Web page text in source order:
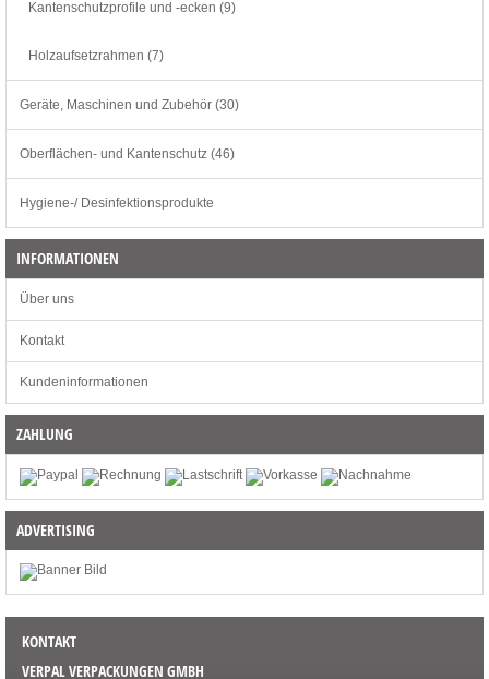
Kantenschutzprofile und -ecken (9)
Holzaufsetzrahmen (7)
Geräte, Maschinen und Zubehör (30)
Oberflächen- und Kantenschutz (46)
Hygiene-/ Desinfektionsprodukte
INFORMATIONEN
Über uns
Kontakt
Kundeninformationen
ZAHLUNG
ADVERTISING
KONTAKT
VERPAL VERPACKUNGEN GMBH